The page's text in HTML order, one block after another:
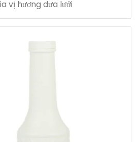
vị hương dưa lưới